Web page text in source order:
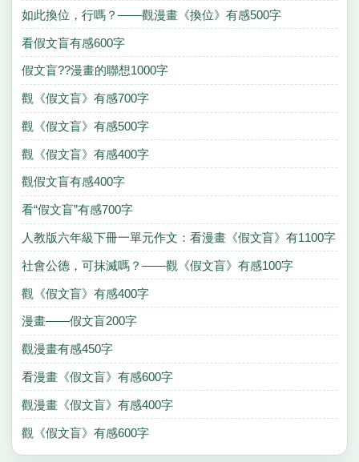
如此換位，行嗎？——觀漫畫《換位》有感500字
看假文盲有感600字
假文盲??漫畫的聯想1000字
觀《假文盲》有感700字
觀《假文盲》有感500字
觀《假文盲》有感400字
觀假文盲有感400字
看“假文盲”有感700字
人教版六年級下冊一單元作文：看漫畫《假文盲》有1100字
社會公德，可抹滅嗎？——觀《假文盲》有感100字
觀《假文盲》有感400字
漫畫——假文盲200字
觀漫畫有感450字
看漫畫《假文盲》有感600字
觀漫畫《假文盲》有感400字
觀《假文盲》有感600字